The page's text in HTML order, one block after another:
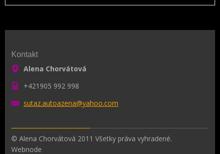
Kontakt
Alena Chorvátová
+421905 992 998
sutaz.autoazena@yahoo.com
© Alena Chorvátová 2011 Všetky práva vyhradené.
Webnode